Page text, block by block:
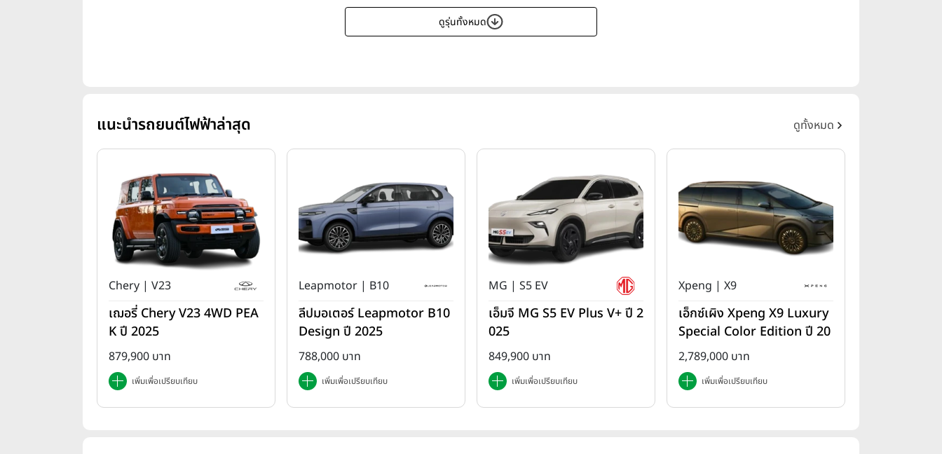
ดูรุ่นทั้งหมด
แนะนำรถยนต์ไฟฟ้าล่าสุด ดูทั้งหมด
Chery | V23
เฌอรี่ Chery V23 4WD PEA
K ปี 2025
879,900 บาท
เพิ่มเพื่อเปรียบเทียบ
Leapmotor | B10
ลีปมอเตอร์ Leapmotor B10
Design ปี 2025
788,000 บาท
เพิ่มเพื่อเปรียบเทียบ
MG | S5 EV
เอ็มจี MG S5 EV Plus V+ ปี 2
025
849,900 บาท
เพิ่มเพื่อเปรียบเทียบ
Xpeng | X9
เอ็กซ์เผิง Xpeng X9 Luxury
Special Color Edition ปี 20
25
2,789,000 บาท
เพิ่มเพื่อเปรียบเทียบ